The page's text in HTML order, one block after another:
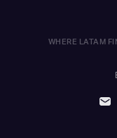
WHERE LATAM